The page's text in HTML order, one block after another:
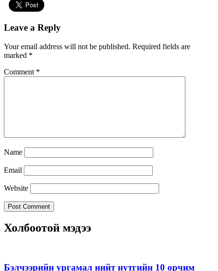
Leave a Reply
Your email address will not be published. Required fields are
marked *
Comment *
Name
Email
Website
Холбоотой мэдээ
Бэлчээрийн ургамал нийт нутгийн 10 орчим